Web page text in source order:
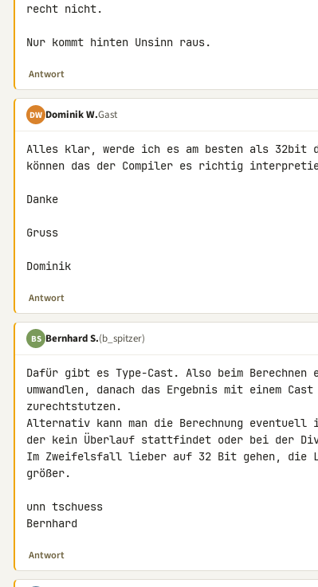
recht nicht.
Nur kommt hinten Unsinn raus.
Antwort
DW Dominik W.Gast
Alles klar, werde ich es am besten als
können das der Compiler es richtig
Danke
Gruss
Dominik
Antwort
BS Bernhard S.(b_spitzer)
Dafür gibt es Type-Cast. Also beim
umwandlen, danach das Ergebnis mit einem
zurechtstutzen.
Alternativ kann man die Berechnung
der kein Überlauf stattfindet oder bei der
Im Zweifelsfall lieber auf 32 Bit gehen, die
größer.
unn tschuess
Bernhard
Antwort